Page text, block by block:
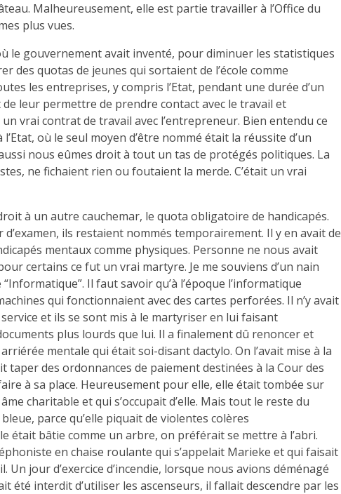
Malheureusement, elle est partie travailler à l’Office du
plus vues.
le gouvernement avait inventé, pour diminuer les statistiques
des quotas de jeunes qui sortaient de l’école comme
les entreprises, y compris l’Etat, pendant une durée d’un
leur permettre de prendre contact avec le travail et
vrai contrat de travail avec l’entrepreneur. Bien entendu ce
où le seul moyen d’être nommé était la réussite d’un
nous eûmes droit à tout un tas de protégés politiques. La
ne fichaient rien ou foutaient la merde. C’était un vrai
à un autre cauchemar, le quota obligatoire de handicapés.
d’examen, ils restaient nommés temporairement. Il y en avait de
mentaux comme physiques. Personne ne nous avait
certains ce fut un vrai martyre. Je me souviens d’un nain
Il faut savoir qu’à l’époque l’informatique
qui fonctionnaient avec des cartes perforées. Il n’y avait
et ils se sont mis à le martyriser en lui faisant
plus lourds que lui. Il a finalement dû renoncer et
mentale qui était soi-disant dactylo. On l’avait mise à la
taper des ordonnances de paiement destinées à la Cour des
à sa place. Heureusement pour elle, elle était tombée sur
charitable et qui s’occupait d’elle. Mais tout le reste du
parce qu’elle piquait de violentes colères
était bâtie comme un arbre, on préférait se mettre à l’abri.
en chaise roulante qui s’appelait Marieke et qui faisait
Un jour d’exercice d’incendie, lorsque nous avions déménagé
été interdit d’utiliser les ascenseurs, il fallait descendre par les